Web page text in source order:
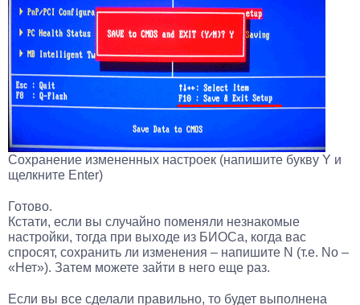
Сохранение измененных настроек (напишите букву Y и
щелкните Enter)
Готово.
Кстати, если вы случайно поменяли незнакомые
настройки, тогда при выходе из БИОСа, когда вас
спросят, сохранить ли изменения – напишите N (т.е. No –
«Нет»). Затем можете зайти в него еще раз.
Если вы все сделали правильно, то будет выполнена